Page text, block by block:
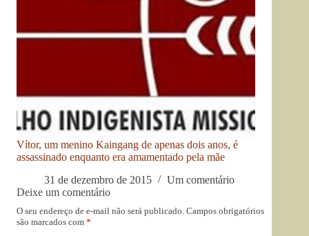
Vítor, um menino Kaingang de apenas dois anos, é
assassinado enquanto era amamentado pela mãe
31 de dezembro de 2015
Um comentário
Deixe um comentário
O seu endereço de e-mail não será publicado. Campos obrigatórios
são marcados com *